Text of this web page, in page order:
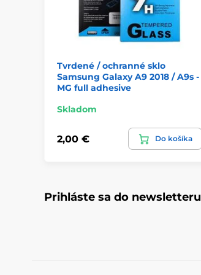
Tvrdené / ochranné sklo
Samsung Galaxy A9 2018 / A9s -
MG full adhesive
Skladom
2,00 € Do košíka
Prihláste sa do newsletteru